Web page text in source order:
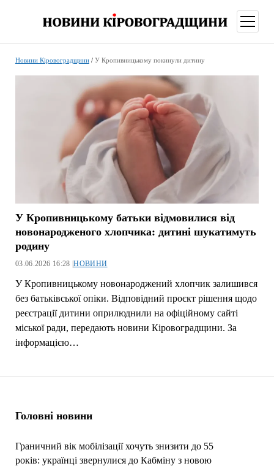
меню
Головні новини
Граничний вік мобілізації хочуть знизити до 55
років: українці звернулися до Кабміну з новою
Новини Кіровоградщини/ У Кропивницькому покинули дитину
У Кропивницькому батьки відмовилися від
новонародженого хлопчика: дитині шукатимуть
родину
03.06.2026 16:28 |НОВИНИ
У Кропивницькому новонароджений хлопчик залишився
без батьківської опіки. Відповідний проєкт рішення щодо
реєстрації дитини оприлюднили на офіційному сайті
міської ради, передають новини Кіровоградщини. За
інформацією…